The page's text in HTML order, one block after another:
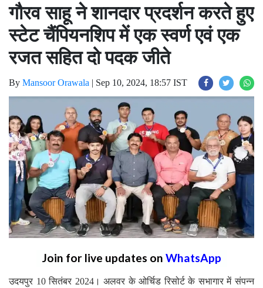
गौरव साहू ने शानदार प्रदर्शन करते हुए
स्टेट चैंपियनशिप में एक स्वर्ण एवं एक
रजत सहित दो पदक जीते
By Mansoor Orawala | Sep 10, 2024, 18:57 IST
Join for live updates on WhatsApp
उदयपुर 10 सितंबर 2024। अलवर के ओर्चिड रिसोर्ट के सभागार में संपन्न